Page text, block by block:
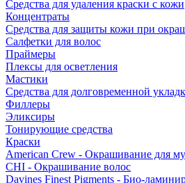
Средства для удаления краски с кожи
Концентраты
Средства для защиты кожи при
Салфетки для волос
Праймеры
Плексы для осветления
Мастики
Средства для долговременной
Филлеры
Эликсиры
Тонирующие средства
Краски
American Crew - Окрашивание для
CHI - Окрашивание волос
Davines Finest Pigments - Био-